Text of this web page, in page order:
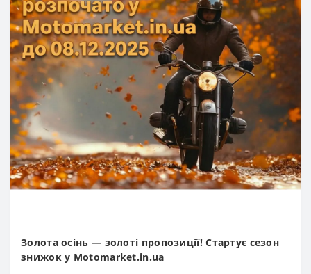
Золота осінь — золоті пропозиції! Стартує сезон
знижок у Motomarket.in.ua